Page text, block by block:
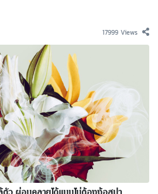
17999 Views